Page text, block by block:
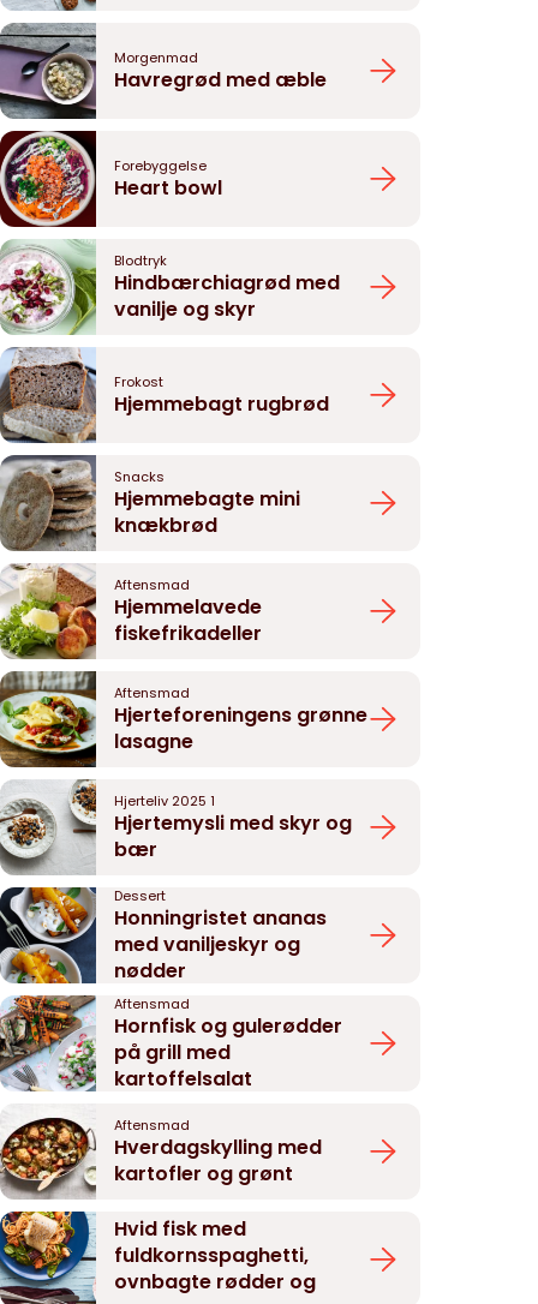
Morgenmad
Havregrød med æble
Forebyggelse
Heart bowl
Blodtryk
Hindbærchiagrød med
vanilje og skyr
Frokost
Hjemmebagt rugbrød
Snacks
Hjemmebagte mini
knækbrød
Aftensmad
Hjemmelavede
fiskefrikadeller
Aftensmad
Hjerteforeningens grønne
lasagne
Hjerteliv 2025 1
Hjertemysli med skyr og
bær
Dessert
Honningristet ananas
med vaniljeskyr og
nødder
Aftensmad
Hornfisk og gulerødder
på grill med
kartoffelsalat
Aftensmad
Hverdagskylling med
kartofler og grønt
Hvid fisk med
fuldkornsspaghetti,
ovnbagte rødder og